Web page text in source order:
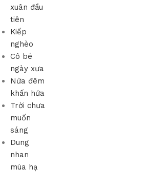
xuân đầu
tiên
Kiếp
nghèo
Cô bé
ngày xưa
Nửa đêm
khấn hứa
Trời chưa
muốn
sáng
Dung
nhan
mùa hạ